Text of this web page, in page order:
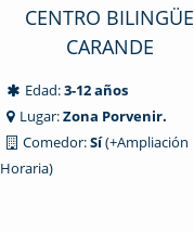
CENTRO BILINGÜE
CARANDE
Edad:3-12 años
Lugar:Zona Porvenir.
Comedor:Sí(+Ampliación
Horaria)